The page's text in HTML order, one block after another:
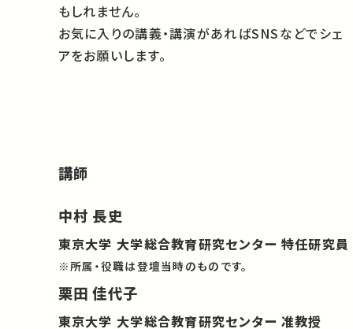
もしれません。
お気に入りの講義・講演があればSNSなどでシェ
アをお願いします。
講師
中村 長史
東京大学 大学総合教育研究センター 特任研究員
※所属・役職は登壇当時のものです。
栗田 佳代子
東京大学 大学総合教育研究センター 准教授